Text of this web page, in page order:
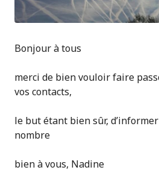
Bonjour à tous
merci de bien vouloir faire
vos contacts,
le but étant bien sûr,
nombre
bien à vous, Nadine